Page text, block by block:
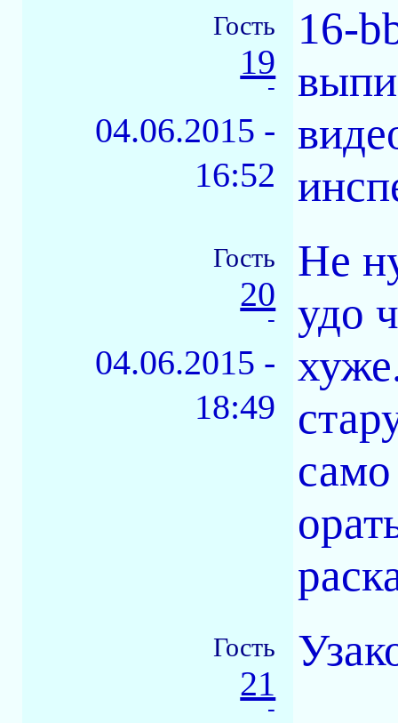
Гость
19
-
04.06.2015 -
16:52
16-
Гость
20
-
04.06.2015 -
18:49
Не
удо
Гость
21
-